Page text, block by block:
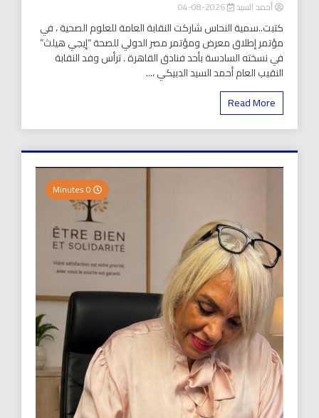
أحمد السيد 2026-08-04
كتبت..سمية النحاس شاركت النقابة العامة للعلوم الصحية ، في
مؤتمر إطلاق معرض ومؤتمر مصر الدولي للصحة “إيجي هيلث”
في نسخته السادسة بأحد فنادق القاهرة . ترأس وفد النقابة
النقيب العام أحمد السيد الدبيكي ،...
Read More